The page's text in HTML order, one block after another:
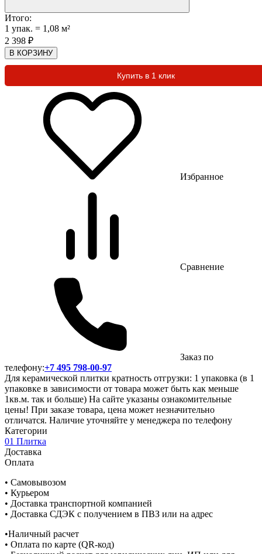
Итого:
1 упак. = 1,08 м²
2 398 ₽
В КОРЗИНУ
Купить в 1 клик
Избранное
Сравнение
Заказ по
телефону:+7 495 798-00-97
Для керамической плитки кратность отгрузки: 1 упаковка (в 1
упаковке в зависимости от товара может быть как меньше
1кв.м. так и больше) На сайте указаны ознакомительные
цены! При заказе товара, цена может незначительно
отличатся. Наличие уточняйте у менеджера по телефону
Категории
01 Плитка
Доставка
Оплата
• Самовывозом
• Курьером
• Доставка транспортной компанией
• Доставка СДЭК с получением в ПВЗ или на адрес
•Наличный расчет
• Оплата по карте (QR-код)